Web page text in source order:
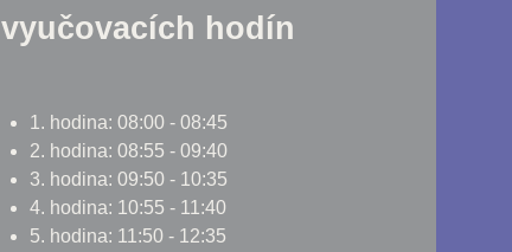
vyučovacích hodín
1. hodina: 08:00 - 08:45
2. hodina: 08:55 - 09:40
3. hodina: 09:50 - 10:35
4. hodina: 10:55 - 11:40
5. hodina: 11:50 - 12:35